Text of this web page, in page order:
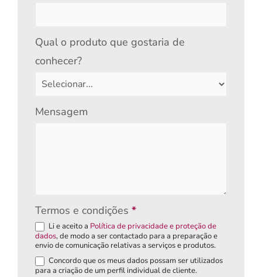
Qual o produto que gostaria de
conhecer?
Mensagem
Termos e condições *
Li e aceito a Política de privacidade e proteção de
dados, de modo a ser contactado para a preparação e
envio de comunicação relativas a serviços e produtos.
Concordo que os meus dados possam ser utilizados
para a criação de um perfil individual de cliente.